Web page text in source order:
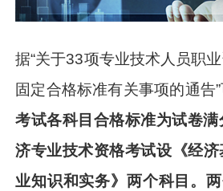
据“关于33项专业技术人员职
固定合格标准有关事项的通告
考试各科目合格标准为试卷
济专业技术资格考试设《经
业知识和实务》两个科目。